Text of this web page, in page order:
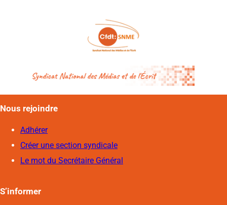
Nous rejoindre
Adhérer
Créer une section syndicale
Le mot du Secrétaire Général
S’informer